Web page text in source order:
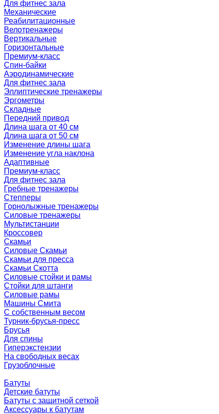
Для фитнес зала
Механические
Реабилитационные
Велотренажеры
Вертикальные
Горизонтальные
Премиум-класс
Спин-байки
Аэродинамические
Для фитнес зала
Эллиптические тренажеры
Эргометры
Складные
Передний привод
Длина шага от 40 см
Длина шага от 50 см
Изменение длины шага
Изменение угла наклона
Адаптивные
Премиум-класс
Для фитнес зала
Гребные тренажеры
Степперы
Горнолыжные тренажеры
Силовые тренажеры
Мультистанции
Кроссовер
Скамьи
Силовые Скамьи
Скамьи для пресса
Скамьи Скотта
Силовые стойки и рамы
Стойки для штанги
Силовые рамы
Машины Смита
C собственным весом
Турник-брусья-пресс
Брусья
Для спины
Гиперэкстензии
На свободных весах
Грузоблочные
Батуты
Детские батуты
Батуты с защитной сеткой
Аксессуары к батутам